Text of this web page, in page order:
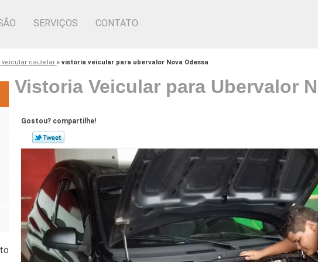
SERVIÇOS CONTATO
veicular cautelar » vistoria veicular para ubervalor Nova Odessa
Vistoria Veicular para Ubervalor
Gostou? compartilhe!